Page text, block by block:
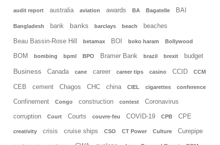
audit report australia aviation awards BA Bagatelle BAI
Bangladesh bank banks barclays beach beaches
Beau Bassin-Rose Hill betamax BOI boko haram Bollywood
BOM bombing bpml BPO Bramer Bank brazil brexit budget
Business Canada cane career career tips casino CCID CCM
CEB cement Chagos CHC china CIEL cigarettes conference
Confinement Congo construction contest Coronavirus
corruption Court Courts couvre-feu COVID-19 CPB CPE
creativity crisis cruise ships CSO CT Power Culture Curepipe